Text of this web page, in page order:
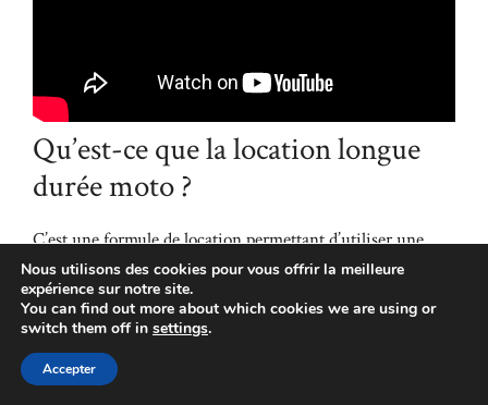
Qu’est-ce que la location longue
durée moto ?
C’est une formule de location permettant d’utiliser une
moto pendant une période prédéfinie (24 à 60 mois) avec
des loyers fixes, souvent incluant entretien et assistance,
sans devenir propriétaire.
Quels sont les avantages
Nous utilisons des cookies pour vous offrir la meilleure
expérience sur notre site.
You can find out more about which cookies we are using or
switch them off in settings.
Accepter